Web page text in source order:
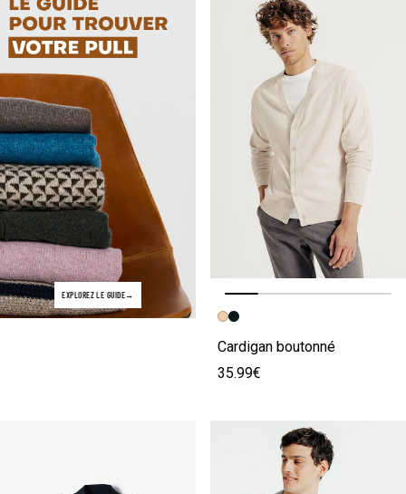
EXPLOREZ LE GUIDE
Image précédente
Image suivante
Cardigan boutonné
35.99€